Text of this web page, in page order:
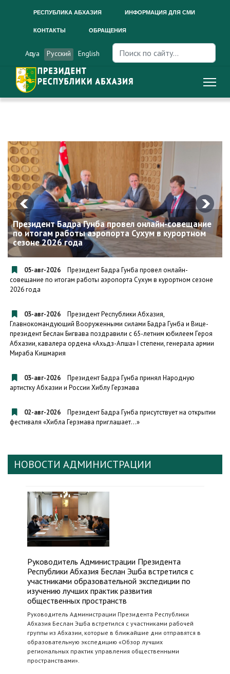
РЕСПУБЛИКА АБХАЗИЯ ИНФОРМАЦИЯ ДЛЯ СМИ
КОНТАКТЫ ОБРАЩЕНИЯ
Аԥсуа Русский English
Президент Бадра Гунба провел онлайн-совещание
по итогам работы аэропорта Сухум в курортном
сезоне 2026 года
05-авг-2026
Президент Бадра Гунба провел онлайн-
совещание по итогам работы аэропорта Сухум в курортном сезоне
2026 года
03-авг-2026
Президент Республики Абхазия,
Главнокомандующий Вооруженными силами Бадра Гунба и Вице-
президент Беслан Бигвава поздравили с 65-летним юбилеем Героя
Абхазии, кавалера ордена «Ахьдз-Апша» I степени, генерала армии
Мираба Кишмария
03-авг-2026
Президент Бадра Гунба принял Народную
артистку Абхазии и России Хиблу Герзмава
02-авг-2026
Президент Бадра Гунба присутствует на открытии
фестиваля «Хибла Герзмава приглашает…»
НОВОСТИ АДМИНИСТРАЦИИ
Руководитель Администрации Президента
Республики Абхазия Беслан Эшба встретился с
участниками образовательной экспедиции по
изучению лучших практик развития
общественных пространств
Руководитель Администрации Президента Республики
Абхазия Беслан Эшба встретился с участниками рабочей
группы из Абхазии, которые в ближайшие дни отправятся в
образовательную экспедицию «Обзор лучших
региональных практик управления общественными
пространствами».